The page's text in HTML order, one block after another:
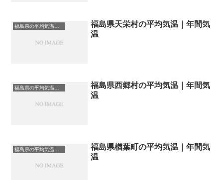
福島県天栄村の平均気温｜年間気
温
福島県西郷村の平均気温｜年間気
温
福島県楢葉町の平均気温｜年間気
温